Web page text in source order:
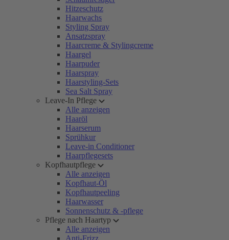
Hitzeschutz
Haarwachs
Styling Spray
Ansatzspray
Haarcreme & Stylingcreme
Haargel
Haarpuder
Haarspray
Haarstyling-Sets
Sea Salt Spray
Leave-In Pflege
Alle anzeigen
Haaröl
Haarserum
Sprühkur
Leave-in Conditioner
Haarpflegesets
Kopfhautpflege
Alle anzeigen
Kopfhaut-Öl
Kopfhautpeeling
Haarwasser
Sonnenschutz & -pflege
Pflege nach Haartyp
Alle anzeigen
Anti-Frizz